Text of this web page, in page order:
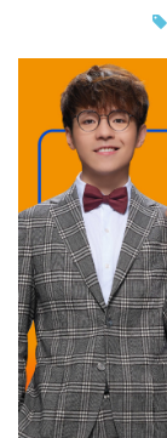
EduTech
IT Times
生成式AI與雲端
Enterprise Digital
特集